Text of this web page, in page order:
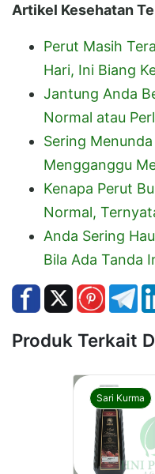
Artikel Kesehatan
Perut Masih
Hari, Ini Biang
Jantung Anda
Normal atau
Sering
Mengganggu
Kenapa Perut
Normal,
Anda Sering
Bila Ada Tanda
Produk Terkait
Sari Kurma